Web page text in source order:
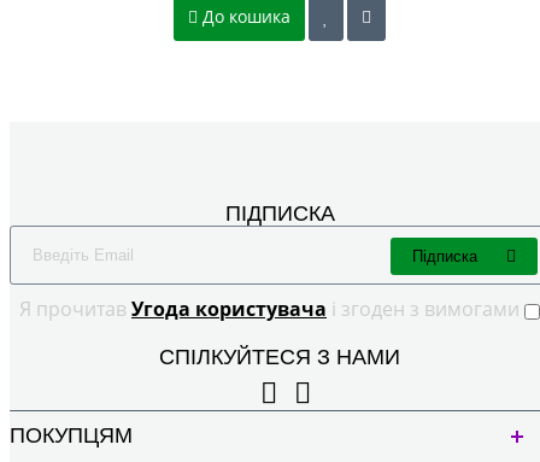
До кошика
ПІДПИСКА
Я прочитав Угода користувача і згоден з вимогами
Підписка
СПІЛКУЙТЕСЯ З НАМИ
ПОКУПЦЯМ